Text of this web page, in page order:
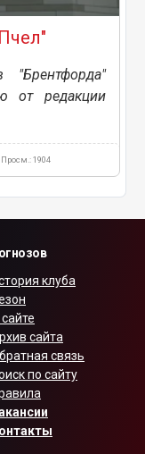
от редакции
1904
клуба
сайта
связь
по сайту